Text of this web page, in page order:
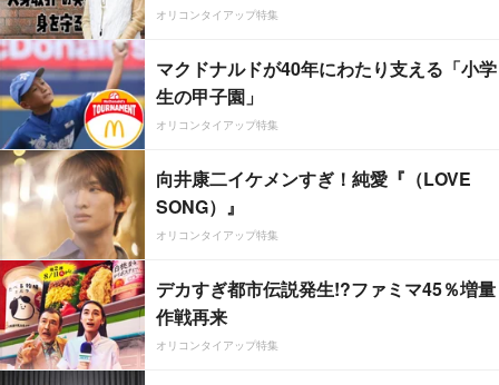
オリコンタイアップ特集
マクドナルドが40年にわたり支える「小学
生の甲子園」
オリコンタイアップ特集
向井康二イケメンすぎ！純愛『（LOVE
SONG）』
オリコンタイアップ特集
デカすぎ都市伝説発生!?ファミマ45％増量
作戦再来
オリコンタイアップ特集